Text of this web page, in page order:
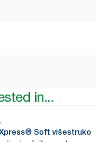
in...
Soft višestruko